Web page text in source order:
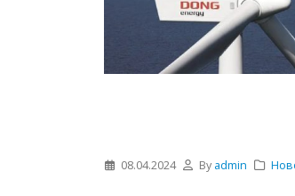
08.04.2024 By admin